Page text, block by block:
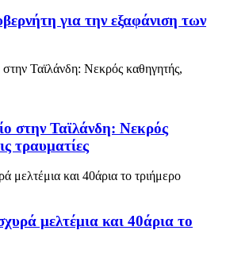
για την εξαφάνιση των
στην Ταϊλάνδη: Νεκρός
τραυματίες
μελτέμια και 40άρια το